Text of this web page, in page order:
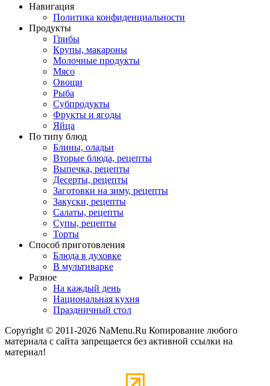
Навигация
Политика конфиденциальности
Продукты
Грибы
Крупы, макароны
Молочные продукты
Мясо
Овощи
Рыба
Субпродукты
Фрукты и ягоды
Яйца
По типу блюд
Блины, оладьи
Вторые блюда, рецепты
Выпечка, рецепты
Десерты, рецепты
Заготовки на зиму, рецепты
Закуски, рецепты
Салаты, рецепты
Супы, рецепты
Торты
Способ приготовления
Блюда в духовке
В мультиварке
Разное
На каждый день
Национальная кухня
Праздничный стол
Copyright © 2011-2026 NaMenu.Ru Копирование любого
материала с сайта запрещается без активной ссылки на
материал!